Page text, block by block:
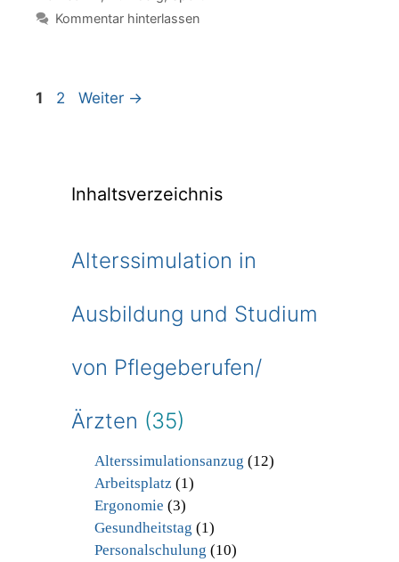
Kommentar hinterlassen
Seite
1 Seite
2 Weiter →
Inhaltsverzeichnis
Alterssimulation in
Ausbildung und Studium
von Pflegeberufen/
Ärzten (35)
Alterssimulationsanzug (12)
Arbeitsplatz (1)
Ergonomie (3)
Gesundheitstag (1)
Personalschulung (10)